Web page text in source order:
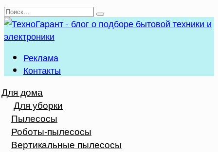
Перейти
к
содержанию
Search
for:
Реклама
Контакты
Для дома
Для уборки
Пылесосы
Роботы-пылесосы
Вертикальные пылесосы